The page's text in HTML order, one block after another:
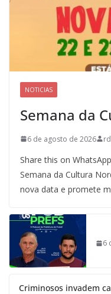
NOTICIAS
Semana da
6 de agosto de 2026
Share this on
Semana da Cultura
nova data e promete
6
Criminosos invadem